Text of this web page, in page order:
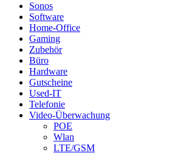
Sonos
Software
Home-Office
Gaming
Zubehör
Büro
Hardware
Gutscheine
Used-IT
Telefonie
Video-Überwachung
POE
Wlan
LTE/GSM